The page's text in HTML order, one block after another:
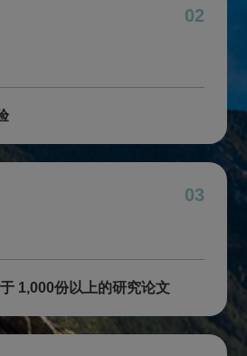
02
03
1,000份以上的研究论文